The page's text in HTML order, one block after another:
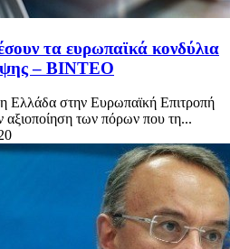
τα ευρωπαϊκά κονδύλια
– ΒΙΝΤΕΟ
Ελλάδα στην Ευρωπαϊκή Επιτροπή
αξιοποίηση των πόρων που τη...